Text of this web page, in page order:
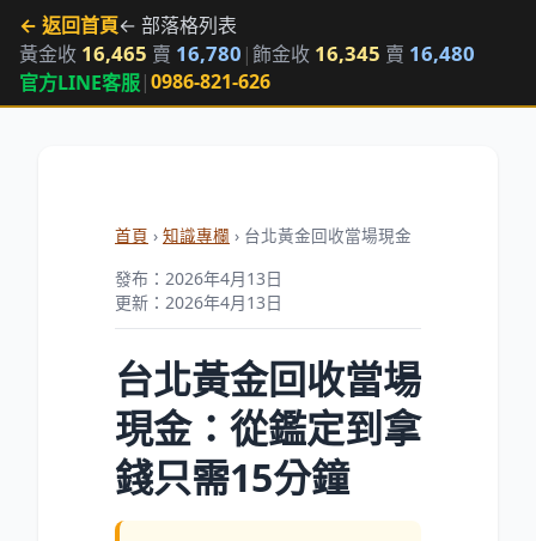
← 返回首頁← 部落格列表
黃金收 16,465 賣 16,780 |飾金收 16,345 賣 16,480
官方LINE客服|0986-821-626
首頁 › 知識專欄 › 台北黃金回收當場現金
發布：2026年4月13日
更新：2026年4月13日
台北黃金回收當場
現金：從鑑定到拿
錢只需15分鐘